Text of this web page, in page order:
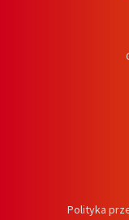
Polityka